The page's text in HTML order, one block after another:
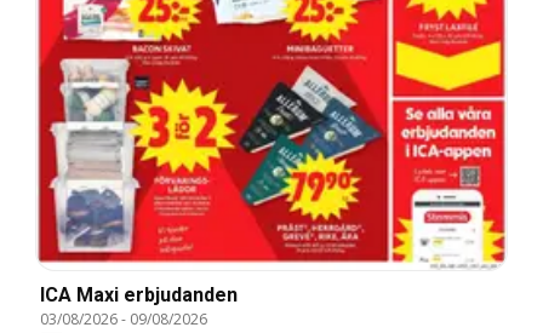
ICA Maxi erbjudanden
03/08/2026- 09/08/2026